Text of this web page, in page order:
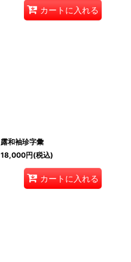
カートに入れる
露和袖珍字彙
18,000円(税込)
カートに入れる